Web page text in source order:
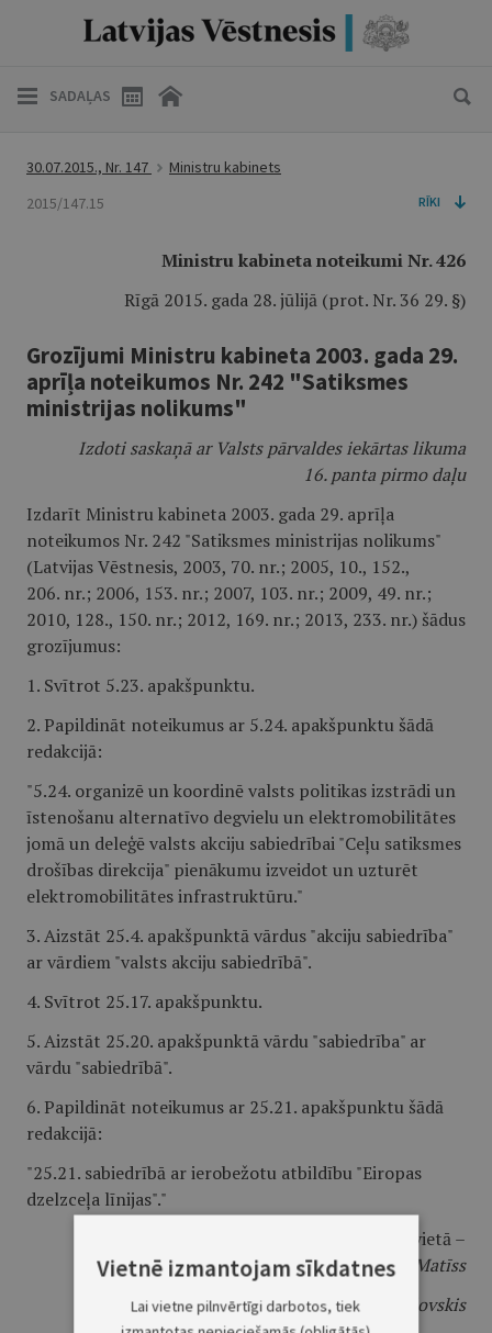
SADAĻAS
30.07.2015., Nr. 147
Ministru kabinets
2015/147.15
RĪKI
Ministru kabineta noteikumi Nr. 426
Rīgā 2015. gada 28. jūlijā (prot. Nr. 36 29. §)
Grozījumi Ministru kabineta 2003. gada 29.
aprīļa noteikumos Nr. 242 "Satiksmes
ministrijas nolikums"
Izdoti saskaņā ar Valsts pārvaldes iekārtas likuma
16. panta pirmo daļu
Izdarīt Ministru kabineta 2003. gada 29. aprīļa
noteikumos Nr. 242 "Satiksmes ministrijas nolikums"
(Latvijas Vēstnesis, 2003, 70. nr.; 2005, 10., 152.,
206. nr.; 2006, 153. nr.; 2007, 103. nr.; 2009, 49. nr.;
2010, 128., 150. nr.; 2012, 169. nr.; 2013, 233. nr.) šādus
grozījumus:
1. Svītrot 5.23. apakšpunktu.
2. Papildināt noteikumus ar 5.24. apakšpunktu šādā
redakcijā:
"5.24. organizē un koordinē valsts politikas izstrādi un
īstenošanu alternatīvo degvielu un elektromobilitātes
jomā un deleģē valsts akciju sabiedrībai "Ceļu satiksmes
drošības direkcija" pienākumu izveidot un uzturēt
elektromobilitātes infrastruktūru."
3. Aizstāt 25.4. apakšpunktā vārdus "akciju sabiedrība"
ar vārdiem "valsts akciju sabiedrībā".
4. Svītrot 25.17. apakšpunktu.
5. Aizstāt 25.20. apakšpunktā vārdu "sabiedrība" ar
vārdu "sabiedrībā".
6. Papildināt noteikumus ar 25.21. apakšpunktu šādā
redakcijā:
"25.21. sabiedrībā ar ierobežotu atbildību "Eiropas
dzelzceļa līnijas"."
Ministru prezidenta vietā –
satiksmes ministrsAnrijs Matīss
Iekšlietu ministrsRihards Kozlovskis
Vietnē izmantojam sīkdatnes
Lai vietne pilnvērtīgi darbotos, tiek